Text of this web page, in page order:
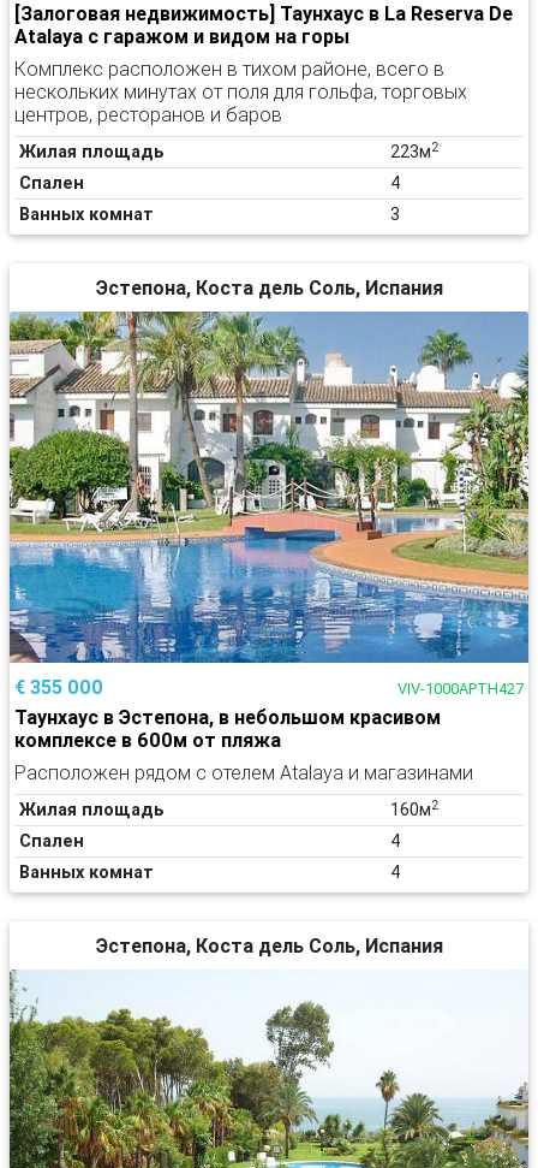
[Залоговая недвижимость] Таунхаус в La Reserva De
Atalaya с гаражом и видом на горы
Комплекс расположен в тихом районе, всего в
нескольких минутах от поля для гольфа, торговых
центров, ресторанов и баров
Жилая площадь 223м2
Спален
4
Ванных комнат
3
Эстепона, Коста дель Соль, Испания
€ 355 000 VIV-1000APTH427
Таунхаус в Эстепона, в небольшом красивом
комплексе в 600м от пляжа
Расположен рядом с отелем Atalaya и магазинами
Жилая площадь 160м2
Спален
4
Ванных комнат
4
Эстепона, Коста дель Соль, Испания